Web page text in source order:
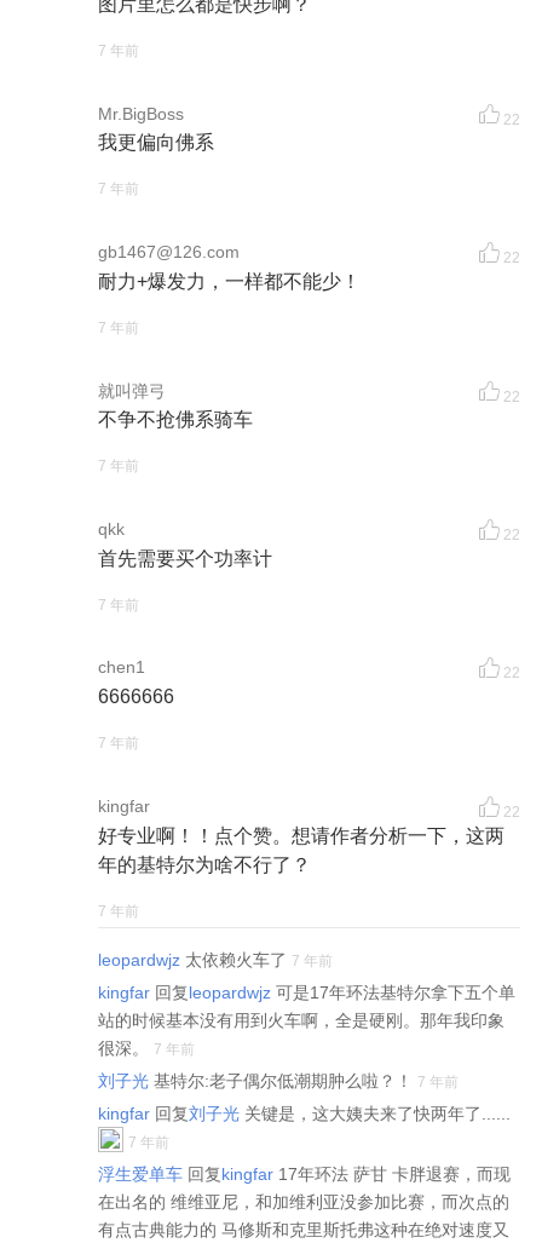
图片里怎么都是快步啊？
7 年前
Mr.BigBoss 22
我更偏向佛系
7 年前
gb1467@126.com 22
耐力+爆发力，一样都不能少！
7 年前
就叫弹弓 22
不争不抢佛系骑车
7 年前
qkk 22
首先需要买个功率计
7 年前
chen1 22
6666666
7 年前
kingfar 22
好专业啊！！点个赞。想请作者分析一下，这两
年的基特尔为啥不行了？
7 年前
leopardwjz 太依赖火车了 7 年前
kingfar 回复leopardwjz 可是17年环法基特尔拿下五个单
站的时候基本没有用到火车啊，全是硬刚。那年我印象
很深。
7 年前
刘子光 基特尔:老子偶尔低潮期肿么啦？！ 7 年前
kingfar 回复刘子光 关键是，这大姨夫来了快两年了......
7 年前
浮生爱单车 回复kingfar 17年环法 萨甘 卡胖退赛，而现
在出名的 维维亚尼，和加维利亚没参加比赛，而次点的
有点古典能力的 马修斯和克里斯托弗这种在绝对速度又